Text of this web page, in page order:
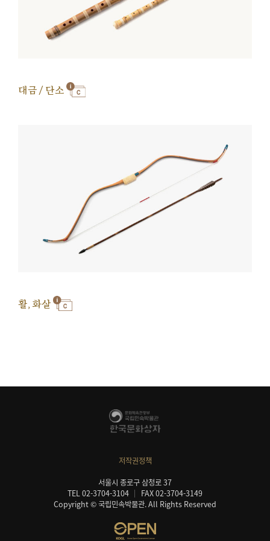
대금 / 단소
활, 화살
저작권정책
서울시 종로구 삼청로 37
TEL 02-3704-3104
FAX 02-3704-3149
Copyright © 국립민속박물관. All Rights Reserved